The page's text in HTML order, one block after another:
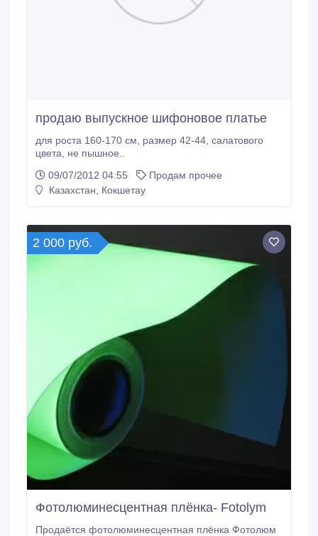
продаю выпускное шифоновое платье
для роста 160-170 см, размер 42-44, салатового
цвета, не пышное..
09/07/2012 04:55
Продам прочее
Казахстан, Кокшетау
2 000 руб.
Фoтoлюминесцентная плёнкa- Fotolym
Продаётся фотолюминесцентная плёнка Фотолюм